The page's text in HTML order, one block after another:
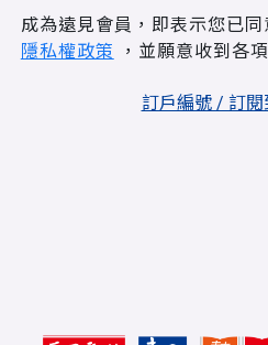
成為遠見會員，即表示您已
隱私權政策 ，並願意收到各
訂戶編號 / 訂閱